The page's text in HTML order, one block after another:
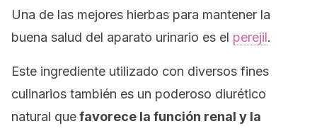
Una de las mejores hierbas para mantener la
buena salud del aparato urinario es el perejil.
Este ingrediente utilizado con diversos fines
culinarios también es un poderoso diurético
natural quefavorece la función renal y la